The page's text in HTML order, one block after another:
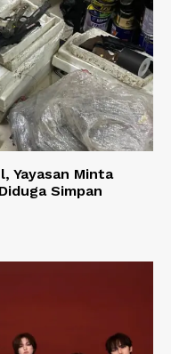
Yayasan Minta
Simpan